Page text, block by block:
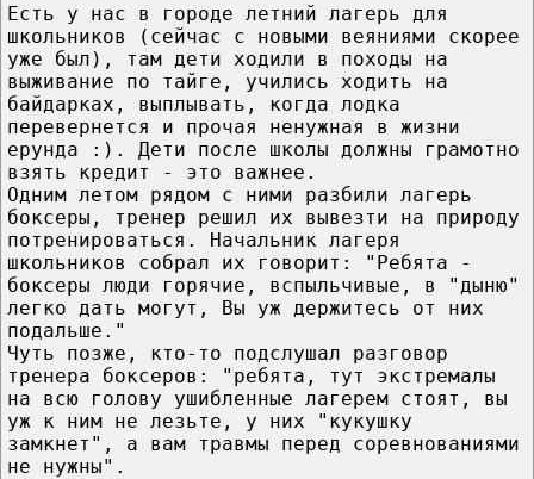
Есть у нас в городе летний лагерь для
школьников (сейчас с новыми веяниями скорее
уже был), там дети ходили в походы на
выживание по тайге, учились ходить на
байдарках, выплывать, когда лодка
перевернется и прочая ненужная в жизни
ерунда :). Дети после школы должны грамотно
взять кредит - это важнее.
Одним летом рядом с ними разбили лагерь
боксеры, тренер решил их вывезти на природу
потренироваться. Начальник лагеря
школьников собрал их говорит: "Ребята -
боксеры люди горячие, вспыльчивые, в "дыню"
легко дать могут, Вы уж держитесь от них
подальше."
Чуть позже, кто-то подслушал разговор
тренера боксеров: "ребята, тут экстремалы
на всю голову ушибленные лагерем стоят, вы
уж к ним не лезьте, у них "кукушку
замкнет", а вам травмы перед соревнованиями
не нужны".